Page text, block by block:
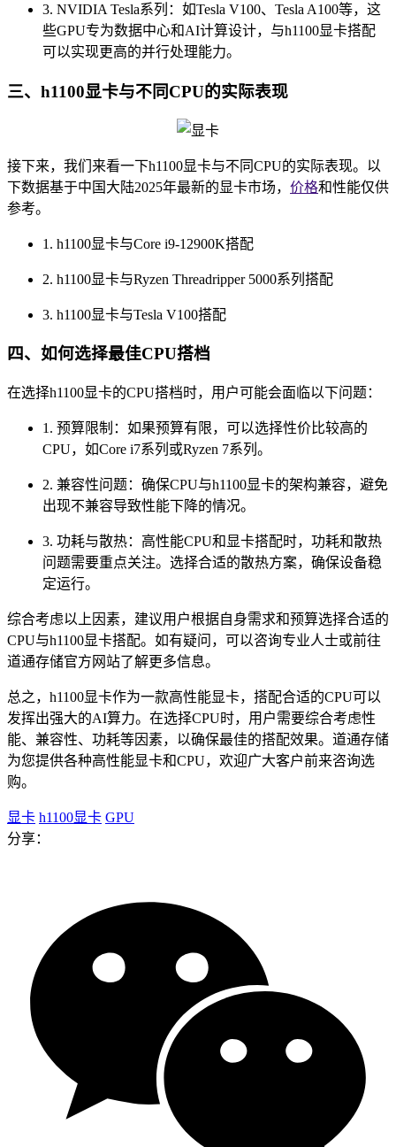
3. NVIDIA Tesla系列：如Tesla V100、Tesla A100等，这
些GPU专为数据中心和AI计算设计，与h1100显卡搭配
可以实现更高的并行处理能力。
三、h1100显卡与不同CPU的实际表现
接下来，我们来看一下h1100显卡与不同CPU的实际表现。以
下数据基于中国大陆2025年最新的显卡市场， 价格和性能仅供
参考。
1. h1100显卡与Core i9-12900K搭配
2. h1100显卡与Ryzen Threadripper 5000系列搭配
3. h1100显卡与Tesla V100搭配
四、如何选择最佳CPU搭档
在选择h1100显卡的CPU搭档时，用户可能会面临以下问题：
1. 预算限制：如果预算有限，可以选择性价比较高的
CPU，如Core i7系列或Ryzen 7系列。
2. 兼容性问题：确保CPU与h1100显卡的架构兼容，避免
出现不兼容导致性能下降的情况。
3. 功耗与散热：高性能CPU和显卡搭配时，功耗和散热
问题需要重点关注。选择合适的散热方案，确保设备稳
定运行。
综合考虑以上因素，建议用户根据自身需求和预算选择合适的
CPU与h1100显卡搭配。如有疑问，可以咨询专业人士或前往
道通存储官方网站了解更多信息。
总之，h1100显卡作为一款高性能显卡，搭配合适的CPU可以
发挥出强大的AI算力。在选择CPU时，用户需要综合考虑性
能、兼容性、功耗等因素，以确保最佳的搭配效果。道通存储
为您提供各种高性能显卡和CPU，欢迎广大客户前来咨询选
购。
显卡 h1100显卡 GPU
分享：